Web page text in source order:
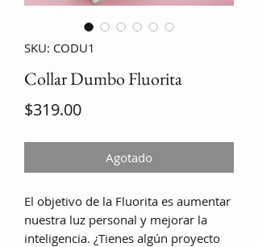
SKU: CODU1
Collar Dumbo Fluorita
$319.00Precio
Agotado
El objetivo de la Fluorita es aumentar
nuestra luz personal y mejorar la
inteligencia. ¿Tienes algún proyecto